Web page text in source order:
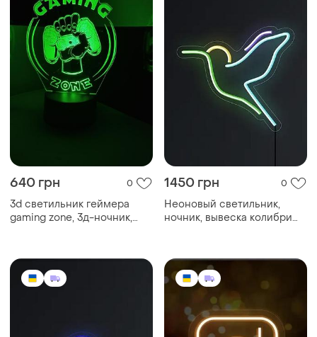
640 грн 0
3d светильник геймера
gaming zone, 3д-ночник,
подарок для геймера
1450 грн 0
Неоновый светильник,
ночник, вывеска колибри